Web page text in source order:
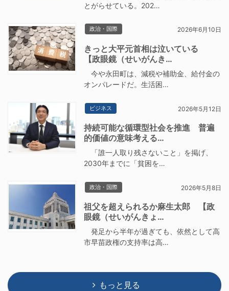
とがらせている。202…
政治・国際 2026年6月10日
きっと大平元首相は泣いている
【政眼鏡（せいがんき…
今や永田町は、減税や補助金、給付金の
オンパレードだ。生活困…
ビジネス 2026年5月12日
持続可能な循環型社会を推進 普遍
的価値の意味考える…
「誰一人取り残さないこと」を掲げ、
2030年までに「貧困を…
政治・国際 2026年5月8日
祖父を超えられるか麻生太郎 【政
眼鏡（せいがんきょ…
発足から半年が過ぎても、依然として高
市早苗政権の支持率は高…
もっと見る